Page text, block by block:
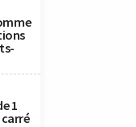
1
carré